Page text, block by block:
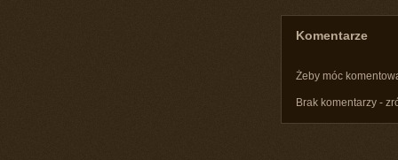
Komentarze
Żeby móc
Brak komentarzy -